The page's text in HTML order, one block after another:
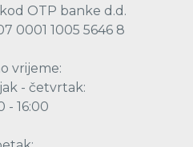
OTP banke d.d.
0001 1005 5646 8
vrijeme:
- četvrtak:
- 16:00